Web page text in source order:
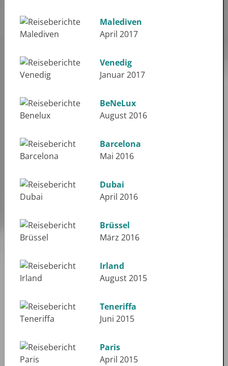
Malediven
April 2017
Venedig
Januar 2017
BeNeLux
August 2016
Barcelona
Mai 2016
Dubai
April 2016
Brüssel
März 2016
Irland
August 2015
Teneriffa
Juni 2015
Paris
April 2015